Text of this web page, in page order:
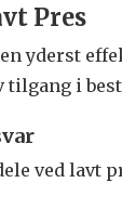
Pres
yderst
tilgang i
ved lavt